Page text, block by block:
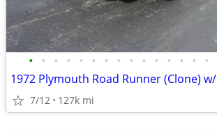
• • • • • • • • • • • • • • •
7/12 127k mi